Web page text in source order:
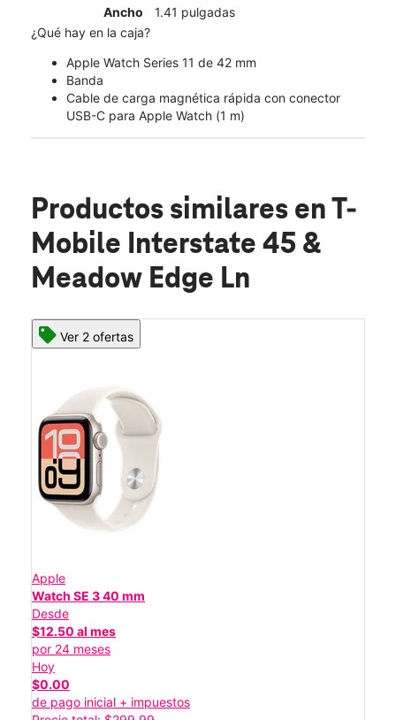
Ancho
1.41 pulgadas
¿Qué hay en la caja?
Apple Watch Series 11 de 42 mm
Banda
Cable de carga magnética rápida con conector
USB-C para Apple Watch (1 m)
Productos similares en T-
Mobile Interstate 45 &
Meadow Edge Ln
Ver 2 ofertas
Apple
Watch SE 3 40 mm
Desde
$12.50 al mes
por 24 meses
Hoy
$0.00
de pago inicial + impuestos